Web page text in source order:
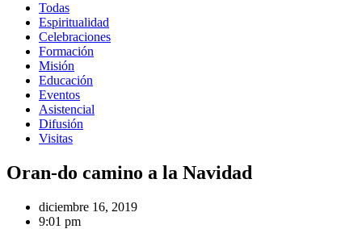
Todas
Espiritualidad
Celebraciones
Formación
Misión
Educación
Eventos
Asistencial
Difusión
Visitas
Oran-do camino a la Navidad
diciembre 16, 2019
9:01 pm